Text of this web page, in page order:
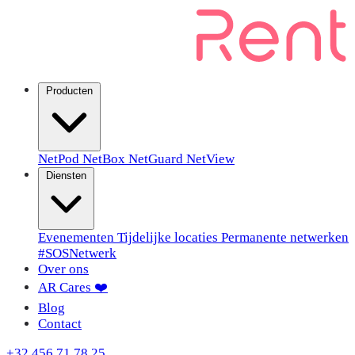
NetPod NetBox NetGuard NetView
Evenementen Tijdelijke locaties Permanente netwerken
#SOSNetwerk
Over ons
AR Cares ❤️
Blog
Contact